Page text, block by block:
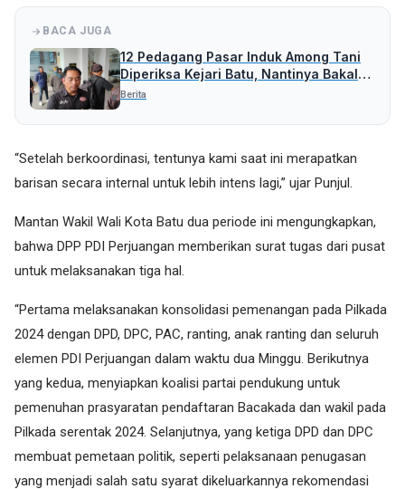
BACA JUGA
12 Pedagang Pasar Induk Among Tani
Diperiksa Kejari Batu, Nantinya Bakal
Periksa Pihak Lain
Berita
“Setelah berkoordinasi, tentunya kami saat ini merapatkan
barisan secara internal untuk lebih intens lagi,” ujar Punjul.
Mantan Wakil Wali Kota Batu dua periode ini mengungkapkan,
bahwa DPP PDI Perjuangan memberikan surat tugas dari pusat
untuk melaksanakan tiga hal.
“Pertama melaksanakan konsolidasi pemenangan pada Pilkada
2024 dengan DPD, DPC, PAC, ranting, anak ranting dan seluruh
elemen PDI Perjuangan dalam waktu dua Minggu. Berikutnya
yang kedua, menyiapkan koalisi partai pendukung untuk
pemenuhan prasyaratan pendaftaran Bacakada dan wakil pada
Pilkada serentak 2024. Selanjutnya, yang ketiga DPD dan DPC
membuat pemetaan politik, seperti pelaksanaan penugasan
yang menjadi salah satu syarat dikeluarkannya rekomendasi